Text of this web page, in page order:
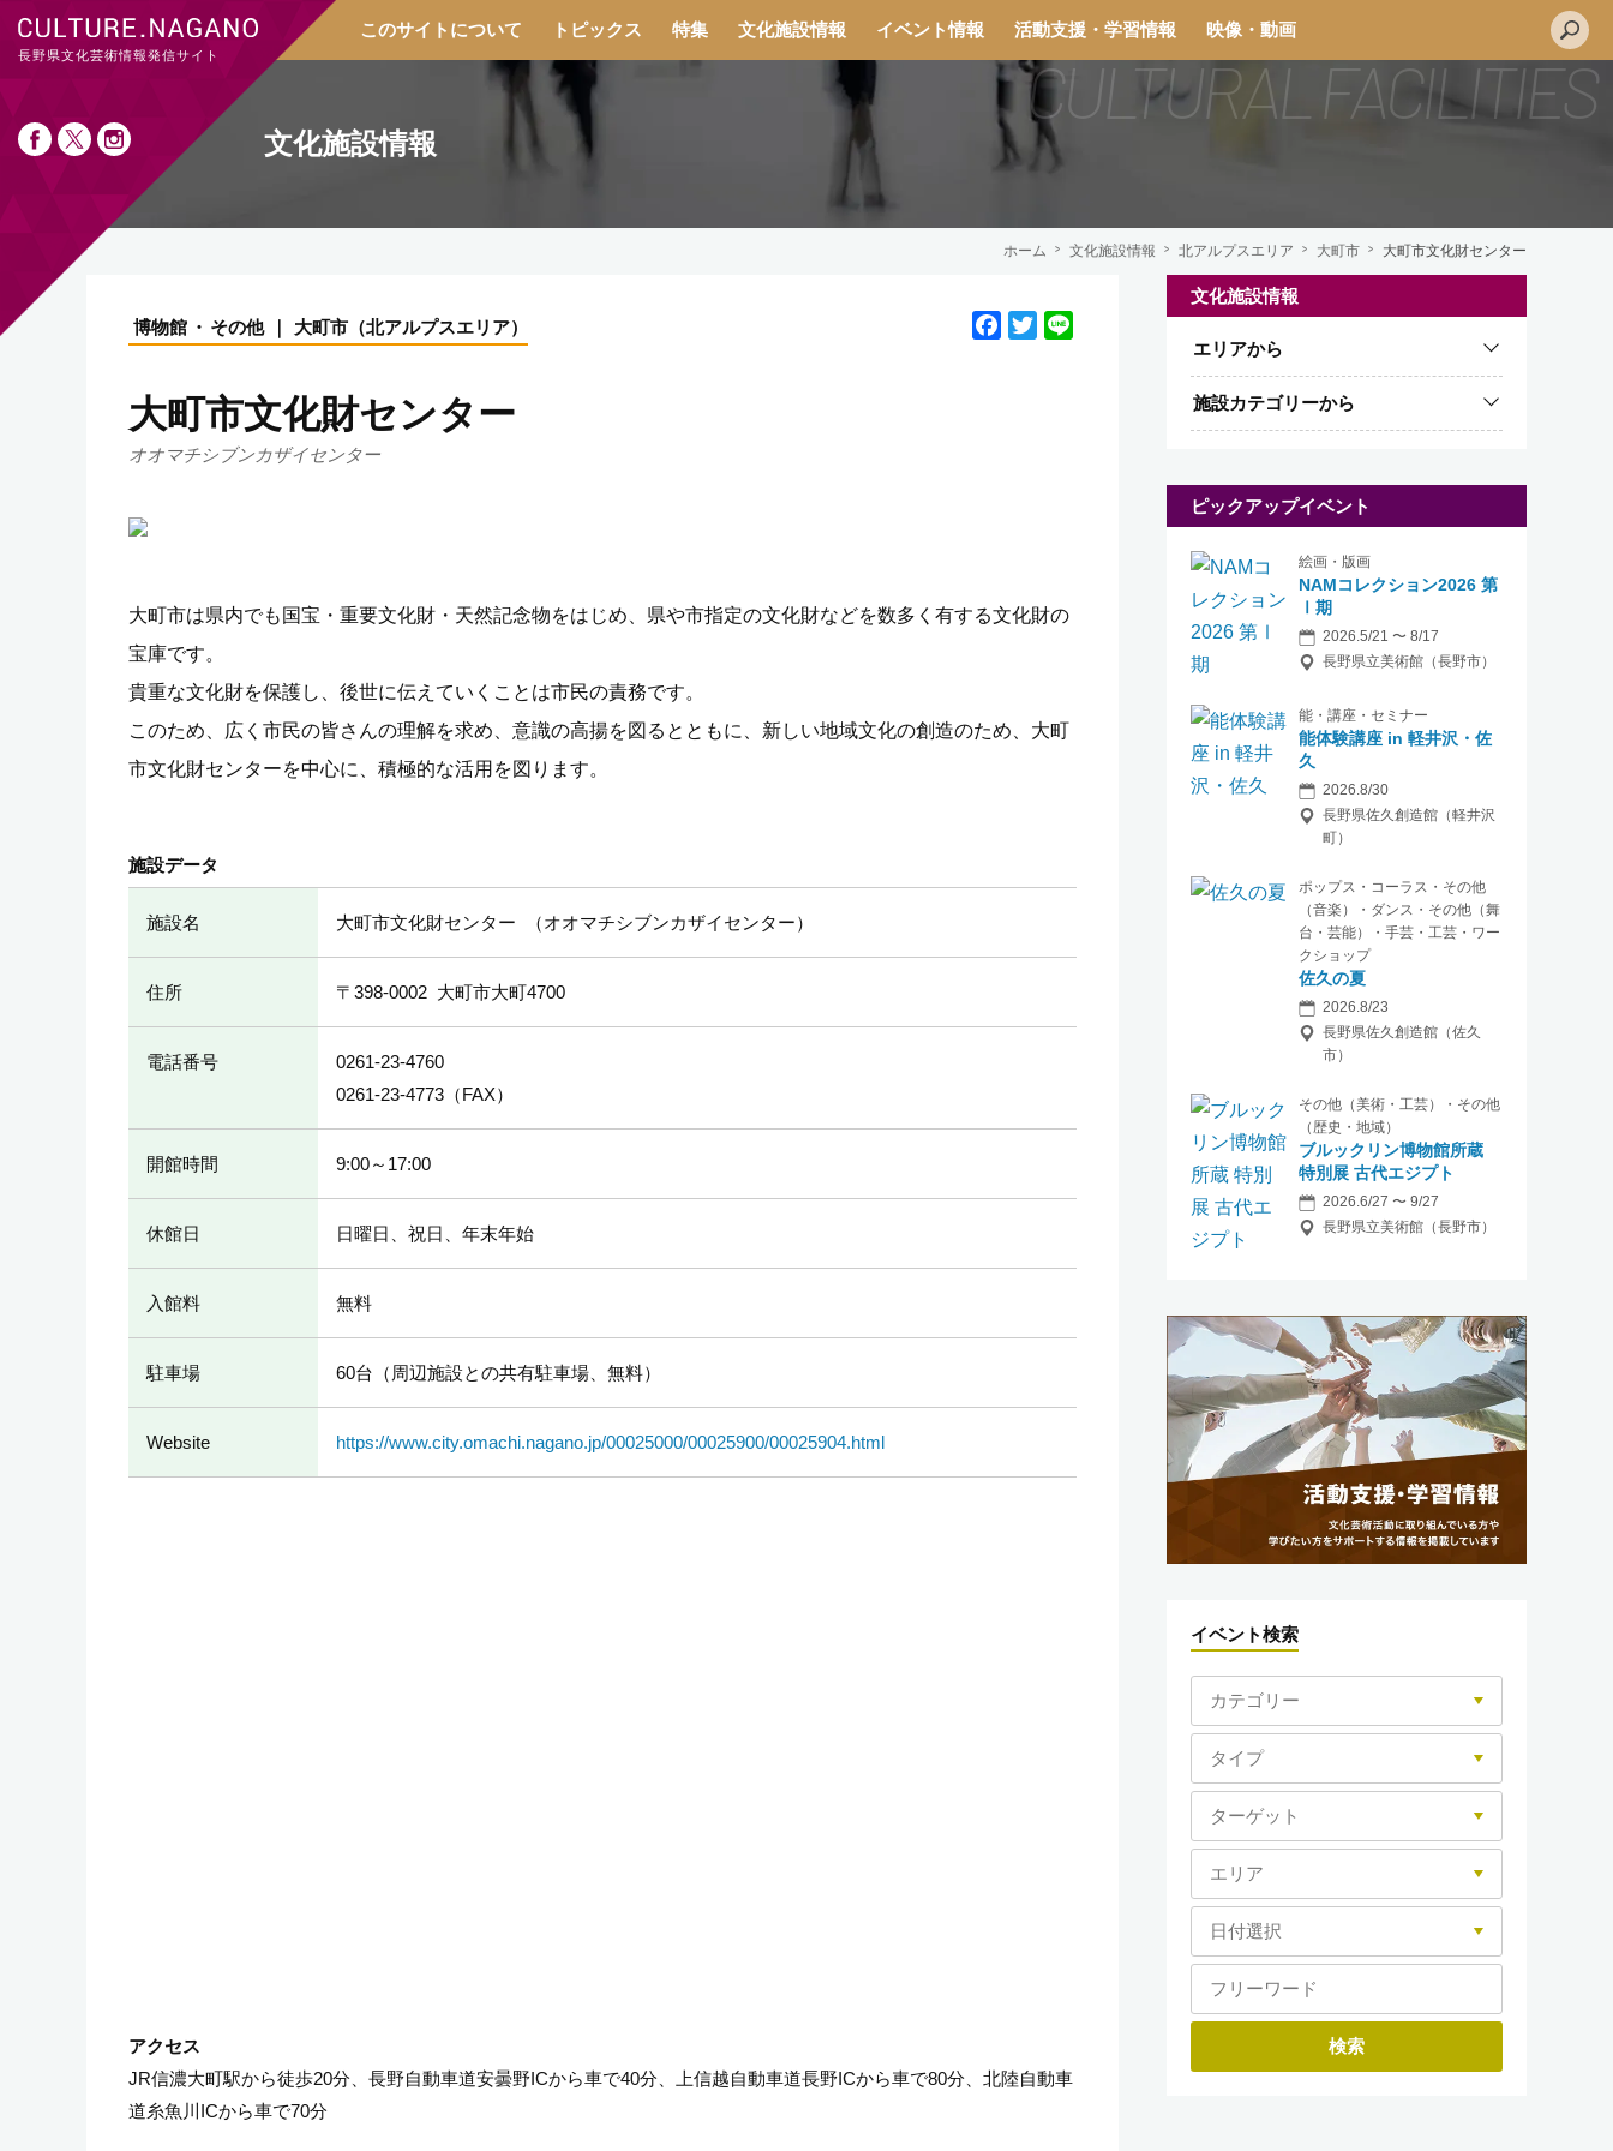
長野県文化芸術情報発信サイト
このサイトについて トピックス 特集 文化施設情報 イベント情報 活動支援・学習情報 映像・動画
文化施設情報
ホーム 文化施設情報 北アルプスエリア 大町市 大町市文化財センター
博物館 その他 大町市 （北アルプスエリア）
F
T
大町市文化財センター
オオマチシブンカザイセンター
大町市は県内でも国宝・重要文化財・天然記念物をはじめ、県や市指定の文化財などを数多く有する文化財の
宝庫です。
貴重な文化財を保護し、後世に伝えていくことは市民の責務です。
このため、広く市民の皆さんの理解を求め、意識の高揚を図るとともに、新しい地域文化の創造のため、大町
市文化財センターを中心に、積極的な活用を図ります。
施設データ
施設名 大町市文化財センター オオマチシブンカザイセンター
住所 〒398-0002 大町市大町4700
電話番号
0261-23-4760
0261-23-4773 （FAX）
開館時間 9:00～17:00
休館日 日曜日、祝日、年末年始
入館料 無料
駐車場 60台（周辺施設との共有駐車場、無料）
Website https://www.city.omachi.nagano.jp/00025000/00025900/00025904.html
JR信濃大町駅から徒歩20分、長野自動車道安曇野ICから車で40分、上信越自動車道長野ICから車で80分、北陸自動車
道糸魚川ICから車で70分
文化施設情報
エリアから
施設カテゴリーから
ピックアップイベント
絵画・版画
NAMコレクション2026 第
Ⅰ期
2026.5/21 〜 8/17
長野県立美術館（長野市）
能・講座・セミナー
能体験講座 in 軽井沢・佐
久
2026.8/30
長野県佐久創造館（軽井沢
町）
ポップス・コーラス・その他
（音楽）・ダンス・その他（舞
台・芸能）・手芸・工芸・ワー
クショップ
佐久の夏
2026.8/23
長野県佐久創造館（佐久
市）
その他（美術・工芸）・その他
（歴史・地域）
ブルックリン博物館所蔵
特別展 古代エジプト
2026.6/27 〜 9/27
長野県立美術館（長野市）
イベント検索